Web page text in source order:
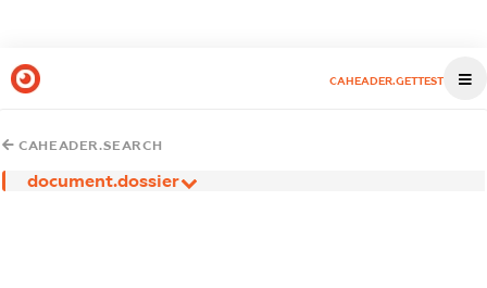
CAHEADER.GETTEST
CAHEADER.SEARCH
document.dossier